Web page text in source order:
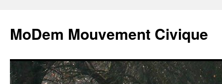
MoDem Mouvement Civique